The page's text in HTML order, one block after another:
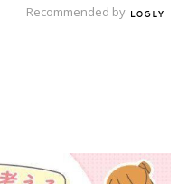
Recommended by